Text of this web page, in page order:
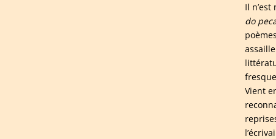
Il
do
Vient